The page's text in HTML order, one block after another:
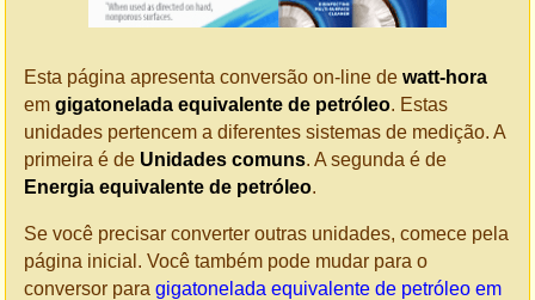
Esta página apresenta conversão on-line de watt-hora
em gigatonelada equivalente de petróleo. Estas
unidades pertencem a diferentes sistemas de medição. A
primeira é de Unidades comuns. A segunda é de
Energia equivalente de petróleo.
Se você precisar converter outras unidades, comece pela
página inicial. Você também pode mudar para o
conversor para gigatonelada equivalente de petróleo em